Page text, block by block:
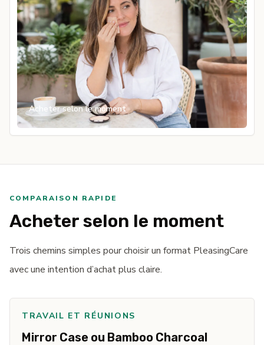
Acheter selon le moment
COMPARAISON RAPIDE
Acheter selon le moment
Trois chemins simples pour choisir un format PleasingCare
avec une intention d’achat plus claire.
TRAVAIL ET RÉUNIONS
Mirror Case ou Bamboo Charcoal